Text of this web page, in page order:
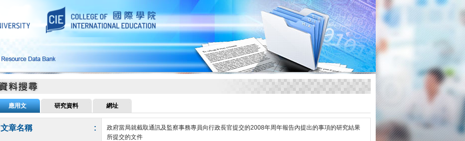
應用文 研究資料 網址
文章名稱 :
政府當局就截取通訊及監察事務專員向行政長官提交的2008年周年報告內提出的事項的研究結果
所提交的文件